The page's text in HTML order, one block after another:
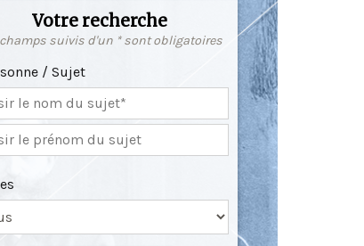
Votre recherche
suivis d'un * sont obligatoires
/ Sujet